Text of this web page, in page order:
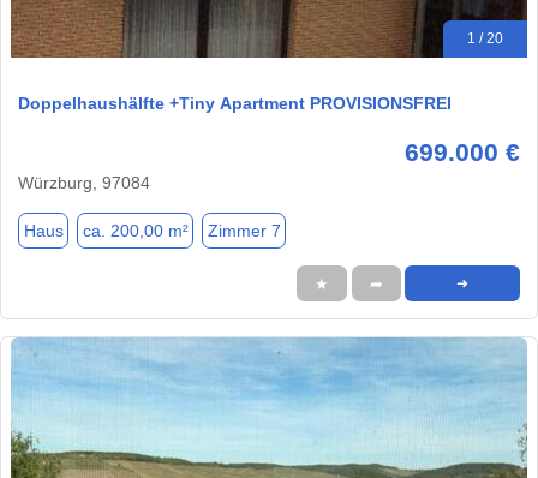
1 / 20
Doppelhaushälfte +Tiny Apartment PROVISIONSFREI
699.000 €
Würzburg, 97084
Haus ca. 200,00 m² Zimmer 7
★ ➦ ➜